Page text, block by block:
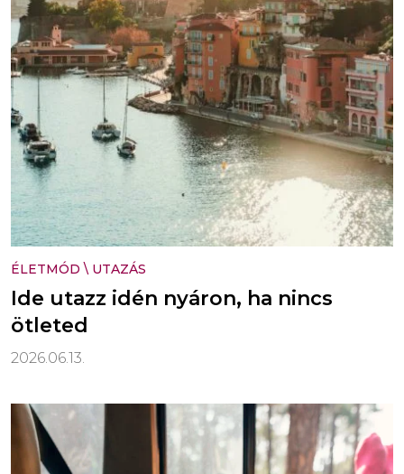
ÉLETMÓD \ UTAZÁS
Ide utazz idén nyáron, ha nincs
ötleted
2026.06.13.